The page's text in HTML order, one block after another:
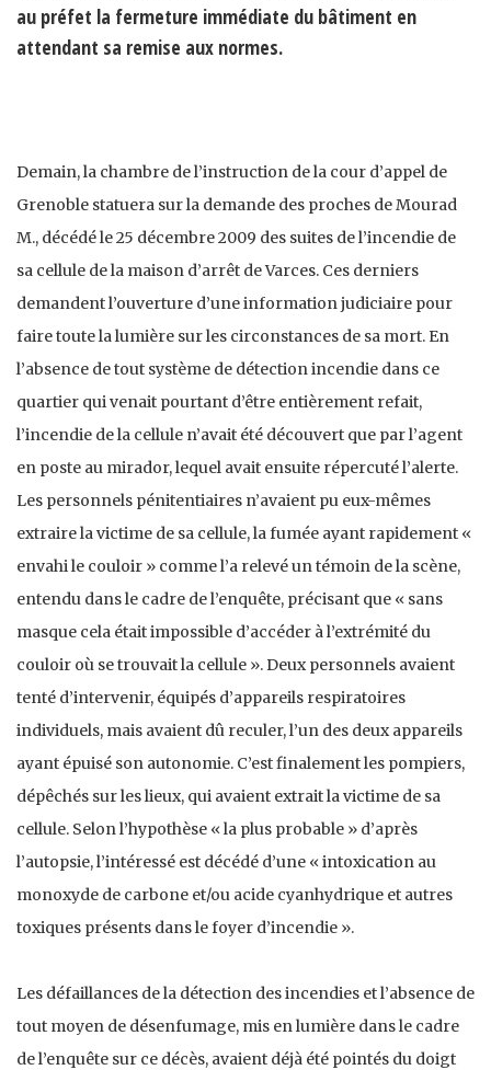
au préfet la fermeture immédiate du bâtiment en
attendant sa remise aux normes.
Demain, la chambre de l’instruction de la cour d’appel de
Grenoble statuera sur la demande des proches de Mourad
M., décédé le 25 décembre 2009 des suites de l’incendie de
sa cellule de la maison d’arrêt de Varces. Ces derniers
demandent l’ouverture d’une information judiciaire pour
faire toute la lumière sur les circonstances de sa mort. En
l’absence de tout système de détection incendie dans ce
quartier qui venait pourtant d’être entièrement refait,
l’incendie de la cellule n’avait été découvert que par l’agent
en poste au mirador, lequel avait ensuite répercuté l’alerte.
Les personnels pénitentiaires n’avaient pu eux-mêmes
extraire la victime de sa cellule, la fumée ayant rapidement «
envahi le couloir » comme l’a relevé un témoin de la scène,
entendu dans le cadre de l’enquête, précisant que « sans
masque cela était impossible d’accéder à l’extrémité du
couloir où se trouvait la cellule ». Deux personnels avaient
tenté d’intervenir, équipés d’appareils respiratoires
individuels, mais avaient dû reculer, l’un des deux appareils
ayant épuisé son autonomie. C’est finalement les pompiers,
dépêchés sur les lieux, qui avaient extrait la victime de sa
cellule. Selon l’hypothèse « la plus probable » d’après
l’autopsie, l’intéressé est décédé d’une « intoxication au
monoxyde de carbone et/ou acide cyanhydrique et autres
toxiques présents dans le foyer d’incendie ».
Les défaillances de la détection des incendies et l’absence de
tout moyen de désenfumage, mis en lumière dans le cadre
de l’enquête sur ce décès, avaient déjà été pointés du doigt